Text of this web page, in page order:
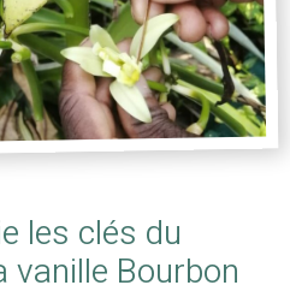
les clés du
vanille Bourbon